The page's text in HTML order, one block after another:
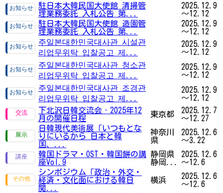
駐日本大韓民国大使館 清掃管
理業務委託 入札公告 第...
2025.12.9
～12.12
駐日本大韓民国大使館 造園管
理業務委託 入札公告 第...
2025.12.9
～12.12
주일본대한민국대사관 시설관
리업무위탁 입찰공고 제...
2025.12.9
～12.12
주일본대한민국대사관 청소관
리업무위탁 입찰공고 제...
2025.12.9
～12.12
주일본대한민국대사관 조경관
리업무위탁 입찰공고 제...
2025.12.9
～12.12
下北沢日韓交流会‐2025年12
月の開催日程
東京都
2025.12.7
～12.27
日韓現代美術展「いつもとな
りにいるから 日本と韓
国、...
神奈川
県
2025.12.6
～3.22
韓国ドラマ・OST・韓国餅の講
座Vol.9
静岡県
静岡...
2025.12.6
～12.6
シンポジウム「政治・外交・
経済・文化面における韓日
関...
横浜
2025.12.6
～12.6